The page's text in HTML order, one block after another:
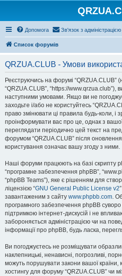
Допомога Зв'язок з адміністрацією
Список форумів
QRZUA.CLUB - Умови
Реєструючись на форумі “QRZUA.CLUB”
“QRZUA.CLUB”, “https://www.qrzua.club”),
наступними умовами. Якщо ви не
заходьте і/або не користуйтесь
право змінювати ці правила будь-коли, і
проінформувати вас про це, однак з
переглядати періодично цей текст на
форумом “QRZUA.CLUB” після
користування означає вашу згоду з ними.
Наші форуми працюють на базі скрипту
“програмне забезпечення phpBB”,
“phpBB Teams”), яке є рішенням для
ліцензією “GNU General Public License v2
завантаженим з сайту www.phpbb.com.
програмного забезпечення phpBB суворо
підтримкою інтернет-дискусій і не
забороняється адміністрацією чи на
інформації про phpBB, будь ласка,
Ви погоджуєтесь не розміщувати
наклепницькі, ненависні, погрозливі,
можуть порушувати закони вашої країни,
хостингу для форуму “QRZUA.CLUB” чи